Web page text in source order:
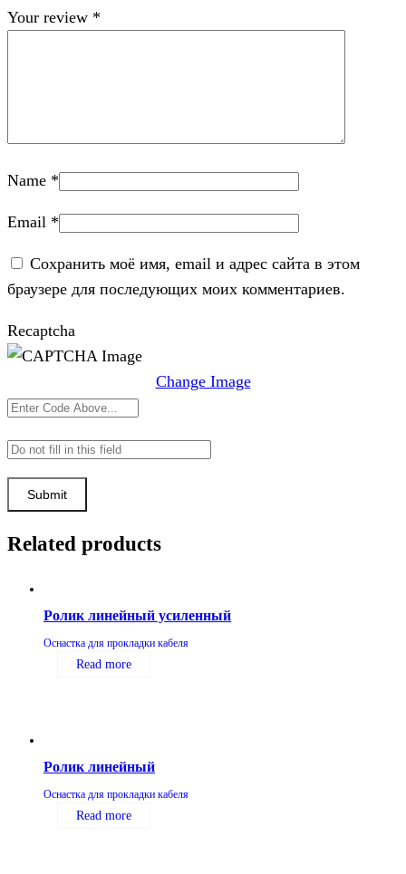
Your review *
Name *
Email *
Сохранить моё имя, email и адрес сайта в этом
браузере для последующих моих комментариев.
Recaptcha
Change Image
Related products
Ролик линейный усиленный
Оснастка для прокладки кабеля
Read more
Ролик линейный
Оснастка для прокладки кабеля
Read more